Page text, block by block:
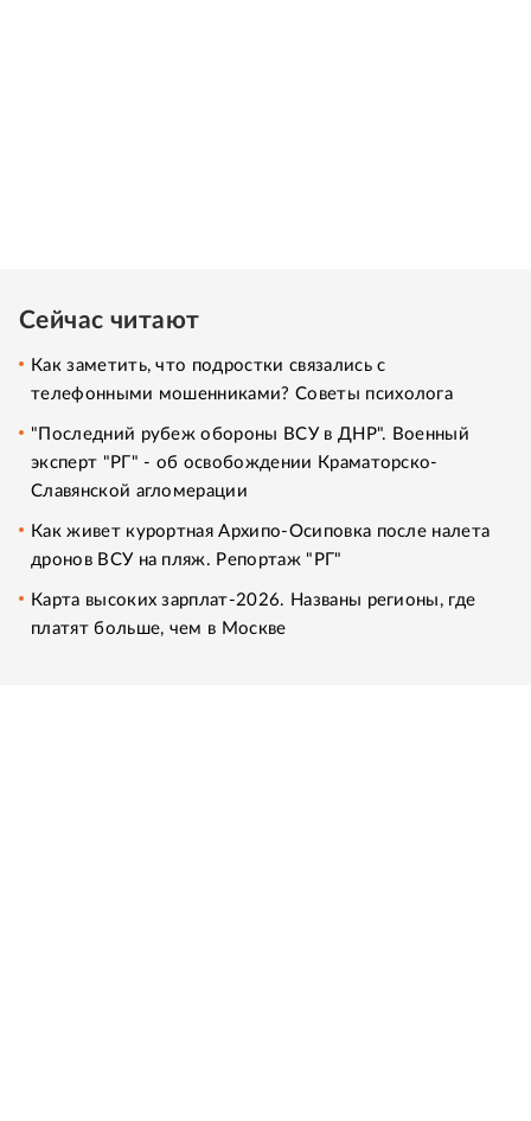
Сейчас читают
Как заметить, что подростки связались с
телефонными мошенниками? Советы психолога
"Последний рубеж обороны ВСУ в ДНР". Военный
эксперт "РГ" - об освобождении Краматорско-
Славянской агломерации
Как живет курортная Архипо-Осиповка после налета
дронов ВСУ на пляж. Репортаж "РГ"
Карта высоких зарплат-2026. Названы регионы, где
платят больше, чем в Москве